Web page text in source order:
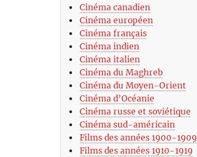
Cinéma canadien
Cinéma européen
Cinéma français
Cinéma indien
Cinéma italien
Cinéma du Maghreb
Cinéma du Moyen-Orient
Cinéma d’Océanie
Cinéma russe et soviétique
Cinéma sud-américain
Films des années 1900-1909
Films des années 1910-1919